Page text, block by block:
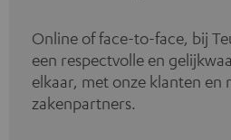
Online of face-to-face, bij
een respectvolle en
elkaar, met onze klanten en
zakenpartners.